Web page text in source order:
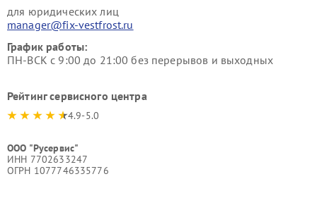
для юридических лиц
manager@fix-vestfrost.ru
График работы:
ПН-ВСК с 9:00 до 21:00 без перерывов и выходных
Рейтинг сервисного центра
4.9-5.0
ООО "Русервис"
ИНН 7702633247
ОГРН 1077746335776